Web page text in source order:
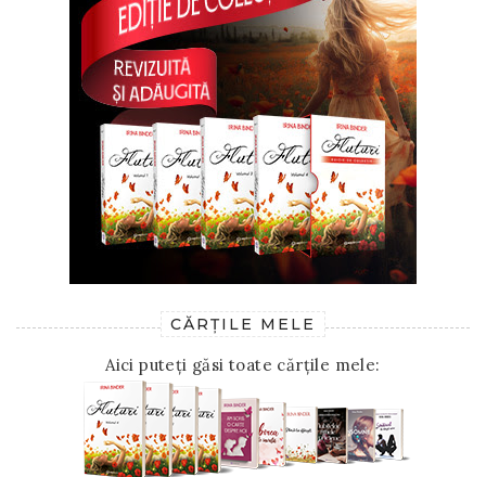
CĂRȚILE MELE
Aici puteți găsi toate cărțile mele: